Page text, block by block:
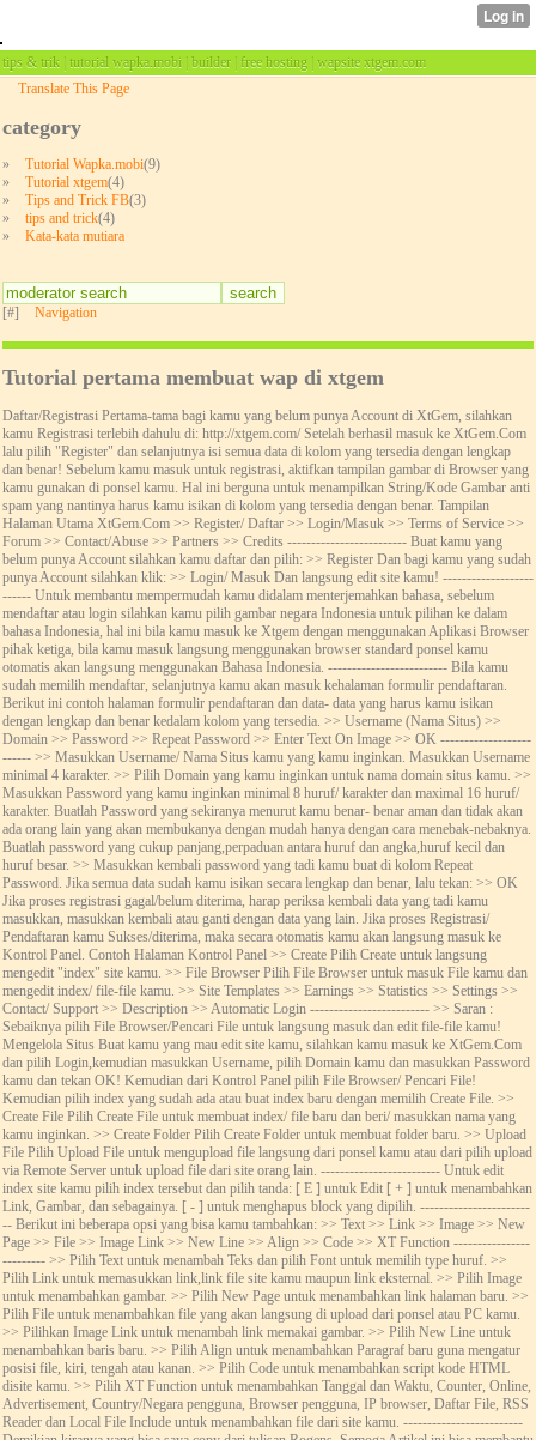
tips & trik | tutorial wapka.mobi | builder | free hosting | wapsite xtgem.com
Translate This Page
category
» Tutorial Wapka.mobi(9)
»
Tutorial xtgem(4)
»
Tips and Trick FB(3)
»
tips and trick(4)
»
Kata-kata mutiara
[#] Navigation
Tutorial pertama membuat wap di xtgem
Daftar/Registrasi Pertama-tama bagi kamu yang belum punya Account di XtGem, silahkan
kamu Registrasi terlebih dahulu di: http://xtgem.com/ Setelah berhasil masuk ke XtGem.Com
lalu pilih "Register" dan selanjutnya isi semua data di kolom yang tersedia dengan lengkap
dan benar! Sebelum kamu masuk untuk registrasi, aktifkan tampilan gambar di Browser yang
kamu gunakan di ponsel kamu. Hal ini berguna untuk menampilkan String/Kode Gambar anti
spam yang nantinya harus kamu isikan di kolom yang tersedia dengan benar. Tampilan
Halaman Utama XtGem.Com >> Register/ Daftar >> Login/Masuk >> Terms of Service >>
Forum >> Contact/Abuse >> Partners >> Credits ------------------------- Buat kamu yang
belum punya Account silahkan kamu daftar dan pilih: >> Register Dan bagi kamu yang sudah
punya Account silahkan klik: >> Login/ Masuk Dan langsung edit site kamu! -------------------
------ Untuk membantu mempermudah kamu didalam menterjemahkan bahasa, sebelum
mendaftar atau login silahkan kamu pilih gambar negara Indonesia untuk pilihan ke dalam
bahasa Indonesia, hal ini bila kamu masuk ke Xtgem dengan menggunakan Aplikasi Browser
pihak ketiga, bila kamu masuk langsung menggunakan browser standard ponsel kamu
otomatis akan langsung menggunakan Bahasa Indonesia. ------------------------- Bila kamu
sudah memilih mendaftar, selanjutnya kamu akan masuk kehalaman formulir pendaftaran.
Berikut ini contoh halaman formulir pendaftaran dan data- data yang harus kamu isikan
dengan lengkap dan benar kedalam kolom yang tersedia. >> Username (Nama Situs) >>
Domain >> Password >> Repeat Password >> Enter Text On Image >> OK -------------------
------ >> Masukkan Username/ Nama Situs kamu yang kamu inginkan. Masukkan Username
minimal 4 karakter. >> Pilih Domain yang kamu inginkan untuk nama domain situs kamu. >>
Masukkan Password yang kamu inginkan minimal 8 huruf/ karakter dan maximal 16 huruf/
karakter. Buatlah Password yang sekiranya menurut kamu benar- benar aman dan tidak akan
ada orang lain yang akan membukanya dengan mudah hanya dengan cara menebak-nebaknya.
Buatlah password yang cukup panjang,perpaduan antara huruf dan angka,huruf kecil dan
huruf besar. >> Masukkan kembali password yang tadi kamu buat di kolom Repeat
Password. Jika semua data sudah kamu isikan secara lengkap dan benar, lalu tekan: >> OK
Jika proses registrasi gagal/belum diterima, harap periksa kembali data yang tadi kamu
masukkan, masukkan kembali atau ganti dengan data yang lain. Jika proses Registrasi/
Pendaftaran kamu Sukses/diterima, maka secara otomatis kamu akan langsung masuk ke
Kontrol Panel. Contoh Halaman Kontrol Panel >> Create Pilih Create untuk langsung
mengedit "index" site kamu. >> File Browser Pilih File Browser untuk masuk File kamu dan
mengedit index/ file-file kamu. >> Site Templates >> Earnings >> Statistics >> Settings >>
Contact/ Support >> Description >> Automatic Login ------------------------- >> Saran :
Sebaiknya pilih File Browser/Pencari File untuk langsung masuk dan edit file-file kamu!
Mengelola Situs Buat kamu yang mau edit site kamu, silahkan kamu masuk ke XtGem.Com
dan pilih Login,kemudian masukkan Username, pilih Domain kamu dan masukkan Password
kamu dan tekan OK! Kemudian dari Kontrol Panel pilih File Browser/ Pencari File!
Kemudian pilih index yang sudah ada atau buat index baru dengan memilih Create File. >>
Create File Pilih Create File untuk membuat index/ file baru dan beri/ masukkan nama yang
kamu inginkan. >> Create Folder Pilih Create Folder untuk membuat folder baru. >> Upload
File Pilih Upload File untuk mengupload file langsung dari ponsel kamu atau dari pilih upload
via Remote Server untuk upload file dari site orang lain. ------------------------- Untuk edit
index site kamu pilih index tersebut dan pilih tanda: [ E ] untuk Edit [ + ] untuk menambahkan
Link, Gambar, dan sebagainya. [ - ] untuk menghapus block yang dipilih. -----------------------
-- Berikut ini beberapa opsi yang bisa kamu tambahkan: >> Text >> Link >> Image >> New
Page >> File >> Image Link >> New Line >> Align >> Code >> XT Function ----------------
--------- >> Pilih Text untuk menambah Teks dan pilih Font untuk memilih type huruf. >>
Pilih Link untuk memasukkan link,link file site kamu maupun link eksternal. >> Pilih Image
untuk menambahkan gambar. >> Pilih New Page untuk menambahkan link halaman baru. >>
Pilih File untuk menambahkan file yang akan langsung di upload dari ponsel atau PC kamu.
>> Pilihkan Image Link untuk menambah link memakai gambar. >> Pilih New Line untuk
menambahkan baris baru. >> Pilih Align untuk menambahkan Paragraf baru guna mengatur
posisi file, kiri, tengah atau kanan. >> Pilih Code untuk menambahkan script kode HTML
disite kamu. >> Pilih XT Function untuk menambahkan Tanggal dan Waktu, Counter, Online,
Advertisement, Country/Negara pengguna, Browser pengguna, IP browser, Daftar File, RSS
Reader dan Local File Include untuk menambahkan file dari site kamu. -------------------------